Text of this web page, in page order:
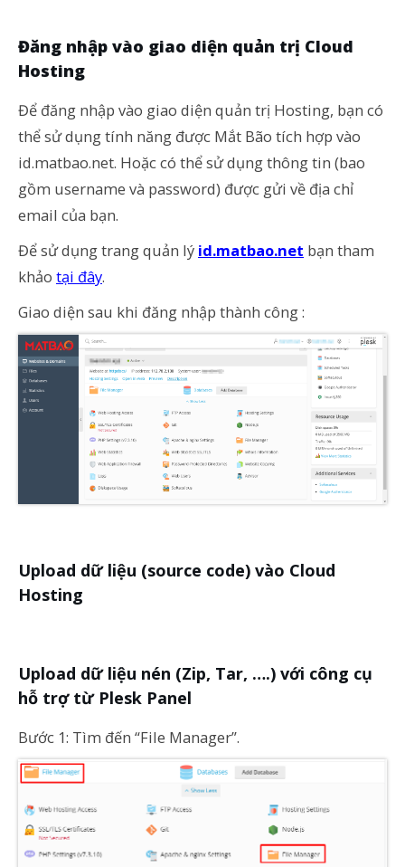
Đăng nhập vào giao diện quản trị Cloud
Hosting
Để đăng nhập vào giao diện quản trị Hosting, bạn có
thể sử dụng tính năng được Mắt Bão tích hợp vào
id.matbao.net. Hoặc có thể sử dụng thông tin (bao
gồm username và password) được gửi về địa chỉ
email của bạn.
Để sử dụng trang quản lý id.matbao.net bạn tham
khảo tại đây.
Giao diện sau khi đăng nhập thành công :
Upload dữ liệu (source code) vào Cloud
Hosting
Upload dữ liệu nén (Zip, Tar, ….) với công cụ
hỗ trợ từ Plesk Panel
Bước 1: Tìm đến “File Manager”.